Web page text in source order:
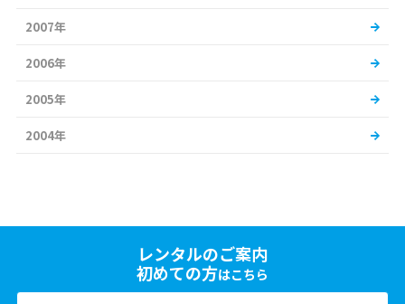
2007年
2006年
2005年
2004年
レンタルのご案内
初めての方はこちら